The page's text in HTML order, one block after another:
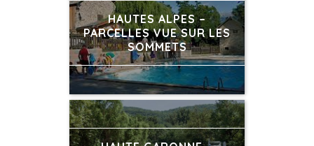
HAUTES ALPES –
PARCELLES VUE SUR LES
SOMMETS